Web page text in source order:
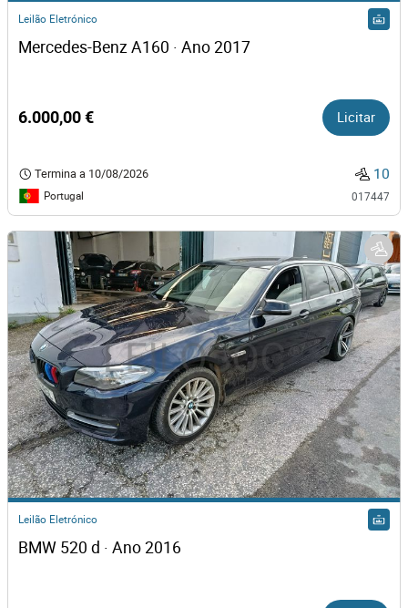
Leilão Eletrónico
Mercedes-Benz A160 · Ano 2017
6.000,00 € Licitar
Termina a 10/08/2026 10
Portugal 017447
Leilão Eletrónico
BMW 520 d · Ano 2016